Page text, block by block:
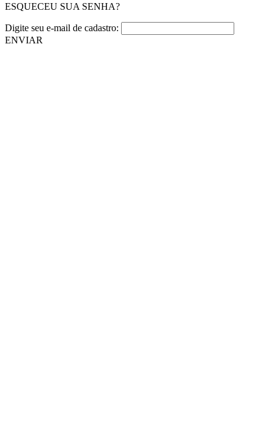
ESQUECEU SUA SENHA?
Digite seu e-mail de cadastro:
ENVIAR